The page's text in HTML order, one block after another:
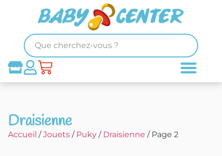
Draisienne
Accueil /Jouets / Puky / Draisienne / Page 2